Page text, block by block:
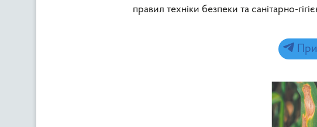
правил техніки безпеки та санітарно-